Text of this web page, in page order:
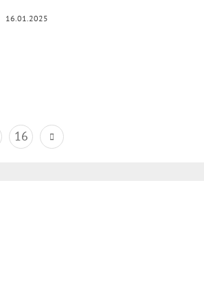
16.01.2025
16